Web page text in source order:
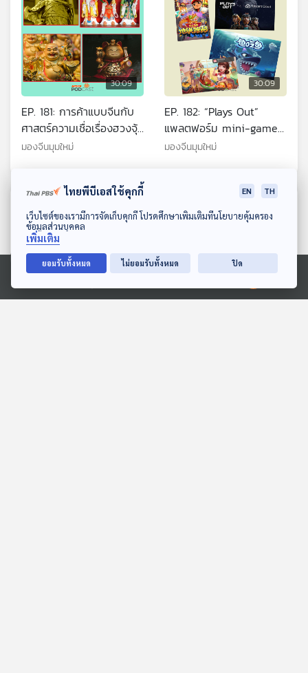
ดาวน์โหลด Thai PBS Podcast Application
Ⓒ 2020 องค์การกระจายเสียงและแพร่ภาพสาธารณะแห่งประเทศไทย
30:09
EP. 181: การค้าแบบจีนกับ
ศาสตร์ความเชื่อเรื่องฮวงจุ้ย
และสิ่งมงคล
มองจีนมุมใหม่
30:09
EP. 182: “Plays Out”
แพลตฟอร์ม mini-game
ออนไลน์ ของ Tencent
เล่นเกม เลี่ยงการคุมเข้ม
จากรัฐบาลจีน
มองจีนมุมใหม่
ไทยพีบีเอสใช้คุกกี้ EN TH
เว็บไซต์ของเรามีการจัดเก็บคุกกี้ โปรดศึกษาเพิ่มเติมที่นโยบายคุ้มครอง
ข้อมูลส่วนบุคคล
เพิ่มเติม
ยอมรับทั้งหมด ไม่ยอมรับทั้งหมด ปิด